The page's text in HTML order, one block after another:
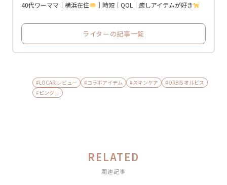
40代ワーママ｜横浜在住 ｜時短｜QOL｜癒しアイテムが好き
ライターの記事一覧
#LOCARIレビュー #コラボアイテム #スキンケア
#ORBIS オルビス
#ピングー
RELATED
関連記事